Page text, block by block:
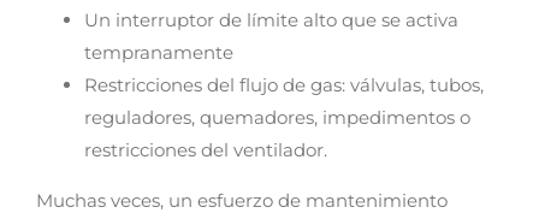
Un interruptor de límite alto que se activa
tempranamente
Restricciones del flujo de gas: válvulas, tubos,
reguladores, quemadores, impedimentos o
restricciones del ventilador.
Muchas veces, un esfuerzo de mantenimiento